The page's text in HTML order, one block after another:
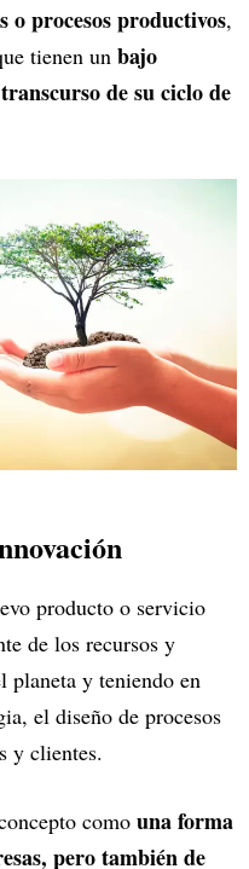
o procesos productivos,
tienen un bajo
de su ciclo de
producto o servicio
de los recursos y
planeta y teniendo en
el diseño de procesos
y clientes.
como una forma
pero también de